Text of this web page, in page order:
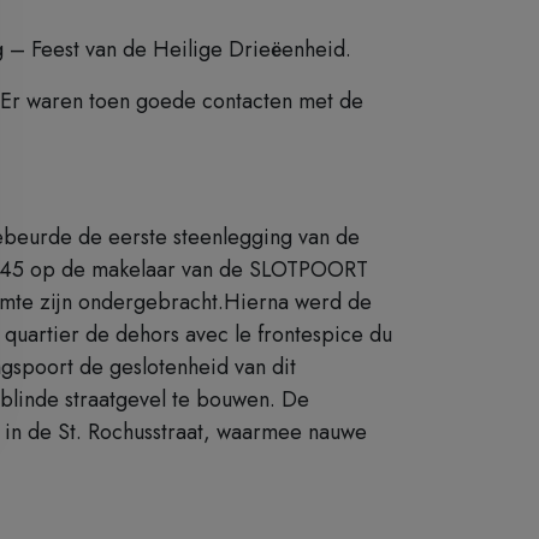
– Feest van de Heilige Drieëenheid.
waren toen goede contacten met de
de eerste steenlegging van de
op de makelaar van de SLOTPOORT
zijn ondergebracht.Hierna werd de
de dehors avec le frontespice du
de geslotenheid van dit
straatgevel te bouwen. De
de St. Rochusstraat, waarmee nauwe